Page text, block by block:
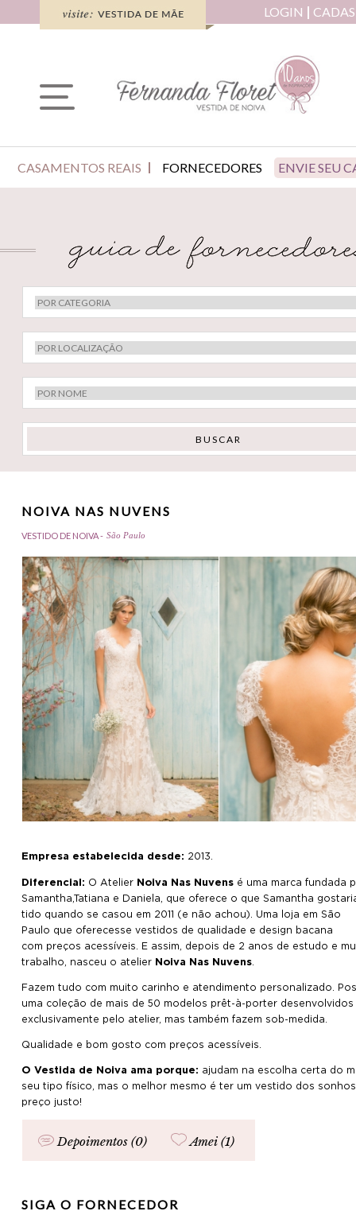
LOGIN
CASAMENTOS REAIS FORNECEDORES ENVIE SEU
NOIVA NAS NUVENS
VESTIDO DE NOIVA - São Paulo
Empresa estabelecida desde: 2013.
Diferencial: O Atelier Noiva Nas Nuvens é uma marca fundada
Samantha,Tatiana e Daniela, que oferece o que Samantha
tido quando se casou em 2011 (e não achou). Uma loja em São
Paulo que oferecesse vestidos de qualidade e design bacana
com preços acessíveis. E assim, depois de 2 anos de estudo e
trabalho, nasceu o atelier Noiva Nas Nuvens
Fazem tudo com muito carinho e atendimento personalizado.
uma coleção de mais de 50 modelos prêt-à-porter desenvolvidos
exclusivamente pelo atelier, mas também fazem sob-medida.
Qualidade e bom gosto com preços acessíveis.
O Vestida de Noiva ama porque: ajudam na escolha certa do
seu tipo físico, mas o melhor mesmo é ter um vestido dos
preço justo!
Depoimentos (0) Amei (1)
SIGA O FORNECEDOR